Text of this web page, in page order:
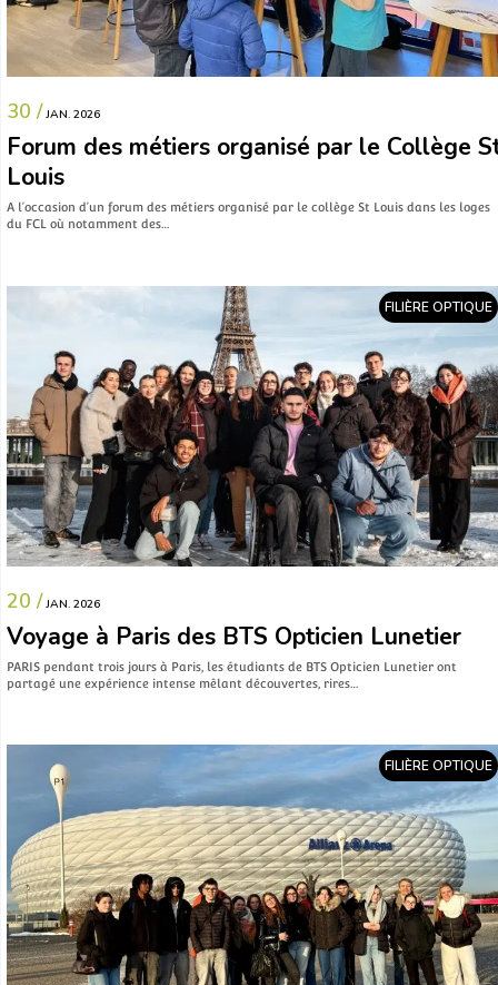
30 / JAN. 2026
Forum des métiers organisé par le Collège
Louis
A l’occasion d’un forum des métiers organisé par le collège St Louis dans les loges
du FCL où notamment des…
FILIÈRE OPTIQUE
20 / JAN. 2026
Voyage à Paris des BTS Opticien Lunetier
PARIS pendant trois jours à Paris, les étudiants de BTS Opticien Lunetier ont
partagé une expérience intense mêlant découvertes, rires…
FILIÈRE OPTIQUE